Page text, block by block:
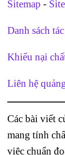
Sitemap -
Danh sách
Khiếu nại
Liên hệ
Các bài viết
mang tính
việc chuẩn